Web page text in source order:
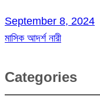
September 8, 2024
মাসিক আদর্শ নারী
Categories